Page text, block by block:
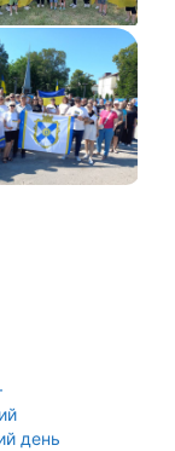
день